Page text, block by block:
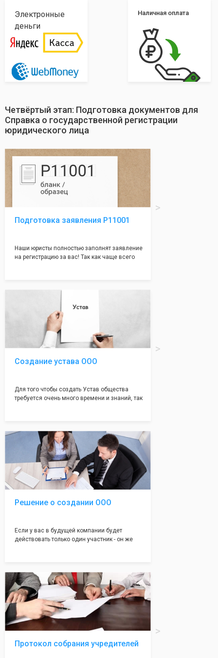
Электронные
деньги
Наличная оплата
Четвёртый этап: Подготовка документов для
Справка о государственной регистрации
юридического лица
Подготовка заявления Р11001
Наши юристы полностью заполнят заявление
на регистрацию за вас! Так как чаще всего
большая часть отказов - наши юристы с
оформление самого сложного документа на
себя! Многолетний опыт работы наших
юристов позволяет оформлять заявление без
ошибок, тем самым гарантируя вам
успешную регистрацию в налоговой
Создание устава ООО
Для того чтобы создать Устав общества
требуется очень много времени и знаний, так
Наша компания предоставит вам свой
уникальный Устав Общества, который
подойдет для любой компании. Устав,
сделанный нашими профессиональными
юристами, успешно проходит регистрацию в
налоговой инспекции!
Решение о создании ООО
Если у вас в будущей компании будет
действовать только один участник - он же
грамотно составят данное заявление, а Вам
нужно будет только поставить подпись на
нём!
Протокол собрания учредителей